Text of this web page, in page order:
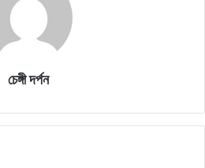
চেঙ্গী দর্পন